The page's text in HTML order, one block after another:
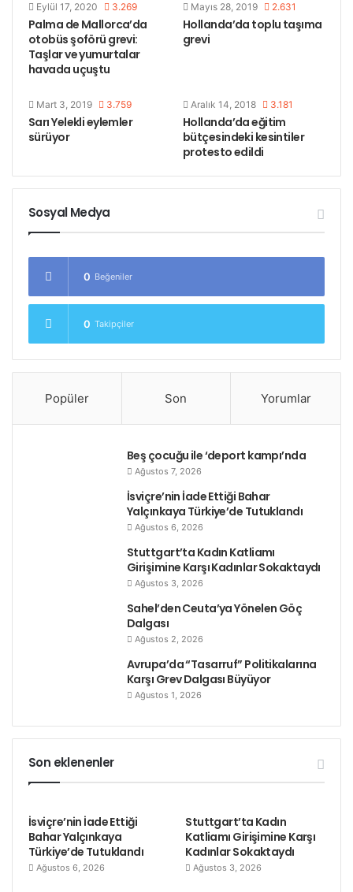
ayında 1 gün, Nisan ayında 2 gün greve çıkmıştı.
Etiketler hollanda
Eylül 17, 2020 3.269
Palma de Mallorca’da
otobüs şoförü grevi:
Taşlar ve yumurtalar
havada uçuştu
Mayıs 28, 2019 2.631
Hollanda’da toplu taşıma
grevi
Mart 3, 2019 3.759
Sarı Yelekli eylemler
sürüyor
Aralık 14, 2018 3.181
Hollanda’da eğitim
bütçesindeki kesintiler
protesto edildi
Sosyal Medya
0 Beğeniler
0 Takipçiler
Popüler Son Yorumlar
Beş çocuğu ile ‘deport kampı’nda
Ağustos 7, 2026
İsviçre’nin İade Ettiği Bahar
Yalçınkaya Türkiye’de Tutuklandı
Ağustos 6, 2026
Stuttgart’ta Kadın Katliamı
Girişimine Karşı Kadınlar Sokaktaydı
Ağustos 3, 2026
Sahel’den Ceuta’ya Yönelen Göç
Dalgası
Ağustos 2, 2026
Avrupa’da “Tasarruf” Politikalarına
Karşı Grev Dalgası Büyüyor
Ağustos 1, 2026
Son eklenenler
İsviçre’nin İade Ettiği
Bahar Yalçınkaya
Türkiye’de Tutuklandı
Ağustos 6, 2026
Stuttgart’ta Kadın
Katliamı Girişimine Karşı
Kadınlar Sokaktaydı
Ağustos 3, 2026